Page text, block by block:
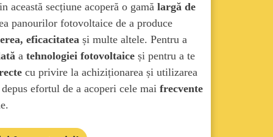
această secțiune acoperă o gamă largă de
panourilor fotovoltaice de a produce
eficacitatea și multe altele. Pentru a
a tehnologiei fotovoltaice și pentru a te
cu privire la achiziționarea și utilizarea
efortul de a acoperi cele mai frecvente